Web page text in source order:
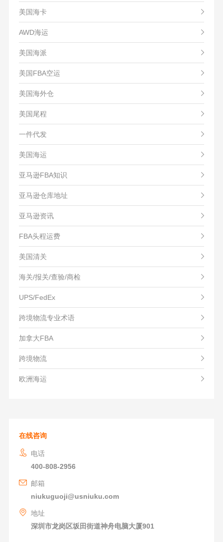
美国海卡
AWD海运
美国海派
美国FBA空运
美国海外仓
美国尾程
一件代发
美国海运
亚马逊FBA知识
亚马逊仓库地址
亚马逊资讯
FBA头程运费
美国清关
海关/报关/查验/商检
UPS/FedEx
跨境物流专业术语
加拿大FBA
跨境物流
欧洲海运
在线咨询
电话
400-808-2956
邮箱
niukuguoji@usniuku.com
地址
深圳市龙岗区坂田街道神舟电脑大厦901